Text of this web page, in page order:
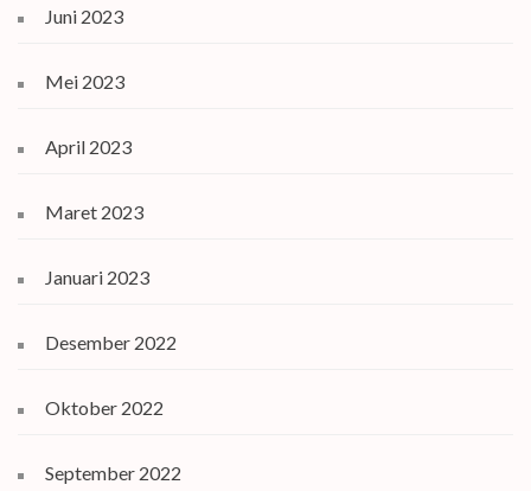
Juni 2023
Mei 2023
April 2023
Maret 2023
Januari 2023
Desember 2022
Oktober 2022
September 2022